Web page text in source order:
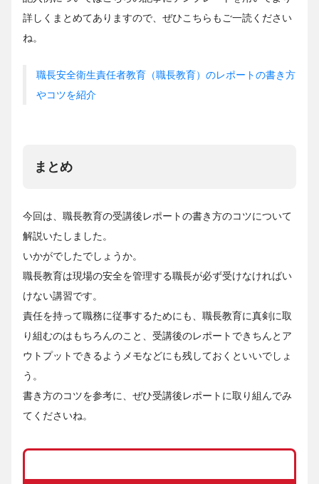
詳しくまとめてありますので、ぜひこちらもご一読ください
ね。
職長安全衛生責任者教育（職長教育）のレポートの書き方
やコツを紹介
まとめ
今回は、職長教育の受講後レポートの書き方のコツについて
解説いたしました。
いかがでしたでしょうか。
職長教育は現場の安全を管理する職長が必ず受けなければい
けない講習です。
責任を持って職務に従事するためにも、職長教育に真剣に取
り組むのはもちろんのこと、受講後のレポートできちんとア
ウトプットできるようメモなどにも残しておくといいでしょ
う。
書き方のコツを参考に、ぜひ受講後レポートに取り組んでみ
てくださいね。